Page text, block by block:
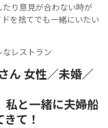
たり意見が合わない時が
を捨てでも一緒にいたい
なレストラン
ん 女性／未婚／
私と一緒に夫婦船
て！